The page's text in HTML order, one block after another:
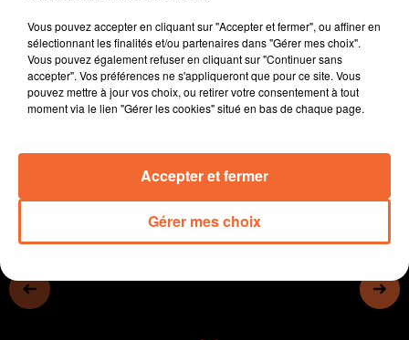
- La Tablée des producteurs est maintenue demain à
Mauléon
- En football, le FC Chauray s'apprête à recevoir son
premier match de Nationale 2 samedi face à Lorient...
Vous pouvez accepter en cliquant sur "Accepter et fermer", ou affiner en
sélectionnant les finalités et/ou partenaires dans "Gérer mes choix".
Vous pouvez également refuser en cliquant sur "Continuer sans
accepter". Vos préférences ne s'appliqueront que pour ce site. Vous
pouvez mettre à jour vos choix, ou retirer votre consentement à tout
moment via le lien "Gérer les cookies" situé en bas de chaque page.
Gérer mes choix
Accepter et fermer